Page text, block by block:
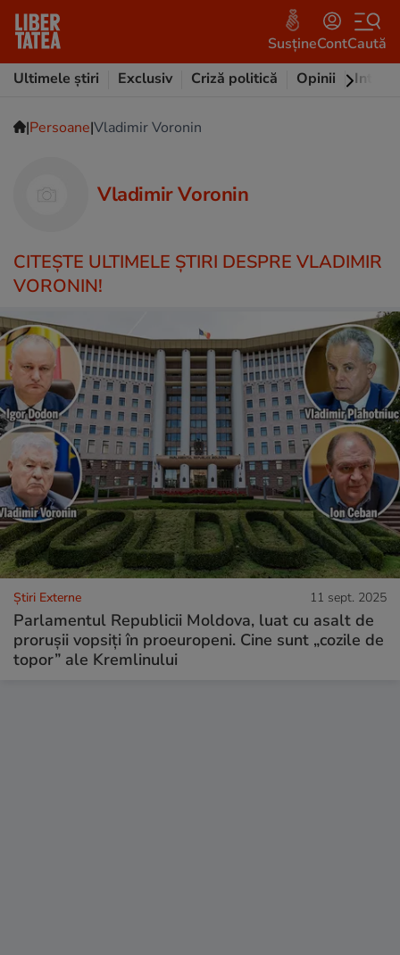
SusțineContCaută
Ultimele știri
Exclusiv Criză politică Opinii
|Persoane|Vladimir Voronin
Vladimir Voronin
CITEŞTE ULTIMELE ŞTIRI DESPRE VLADIMIR
VORONIN!
Știri Externe 11 sept. 2025
Parlamentul Republicii Moldova, luat cu asalt de
prorușii vopsiți în proeuropeni. Cine sunt „cozile de
topor” ale Kremlinului